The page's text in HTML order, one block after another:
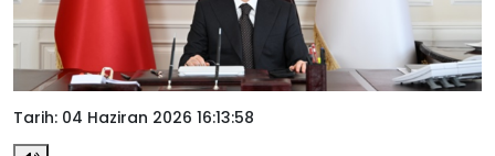
Tarih: 04 Haziran 2026 16:13:58